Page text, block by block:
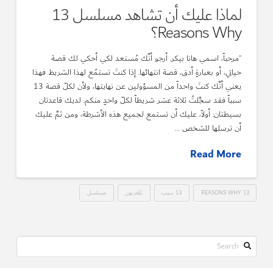
لماذا عليك أن تشاهد مسلسل 13
Reasons Why؟
“مرحباً، اسمي هانا بيكر. أرجو أنَّك مُستعد لكي أحكي لك قصة
حياتي، أو بعبارةٍ أدق، قصة انتهائها. إذا كنتَ تستمُع لهذا الشريط فهذا
يعني أنَّك كنتَ واحداً من المسؤولين عن نهايتها، ولأن لكلّ قصة 13
سبباً فقد سجَّلتُ ثلاثة عشر شريطاً لكلّ واحدٍ منكم. لديك قاعدتان
بسيطتان: أولاً، عليك أن تستمع لجميع هذه الأشرطة، ومن ثمَّ عليك
أن ترسلها للشخص …
Read More
13 REASONS WHY 13 سبب تلفزيون مسلسل
Search